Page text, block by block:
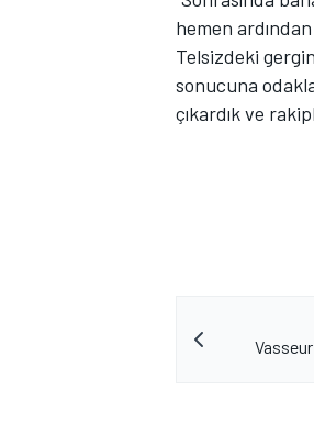
hemen
Telsizdeki
sonucuna
çıkardık ve